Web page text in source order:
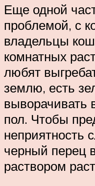
Еще одной
проблемой, с
владельцы
комнатных
любят
землю, есть
выворачивать
пол. Чтобы
неприятность
черный перец
раствором